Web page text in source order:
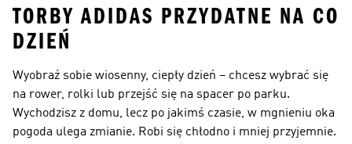
TORBY ADIDAS PRZYDATNE NA CO
DZIEŃ
Wyobraź sobie wiosenny, ciepły dzień – chcesz wybrać się
na rower, rolki lub przejść się na spacer po parku.
Wychodzisz z domu, lecz po jakimś czasie, w mgnieniu oka
pogoda ulega zmianie. Robi się chłodno i mniej przyjemnie.